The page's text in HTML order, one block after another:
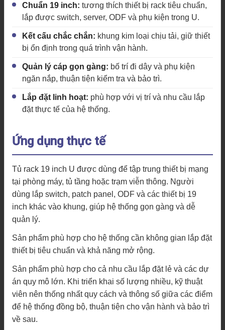
Chuẩn 19 inch: tương thích thiết bị rack tiêu chuẩn,
lắp được switch, server, ODF và phụ kiện trong U.
Kết cấu chắc chắn: khung kim loại chịu tải, giữ thiết
bị ổn định trong quá trình vận hành.
Quản lý cáp gọn gàng: bố trí đi dây và phụ kiện
ngăn nắp, thuận tiện kiểm tra và bảo trì.
Lắp đặt linh hoạt: phù hợp với vị trí và nhu cầu lắp
đặt thực tế của hệ thống.
Ứng dụng thực tế
Tủ rack 19 inch U được dùng để tập trung thiết bị mạng
tại phòng máy, tủ tầng hoặc trạm viễn thông. Người
dùng lắp switch, patch panel, ODF và các thiết bị 19
inch khác vào khung, giúp hệ thống gọn gàng và dễ
quản lý.
Sản phẩm phù hợp cho hệ thống cần không gian lắp đặt
thiết bị tiêu chuẩn và khả năng mở rộng.
Sản phẩm phù hợp cho cả nhu cầu lắp đặt lẻ và các dự
án quy mô lớn. Khi triển khai số lượng nhiều, kỹ thuật
viên nên thống nhất quy cách và thông số giữa các điểm
để hệ thống đồng bộ, thuận tiện cho vận hành và bảo trì
về sau.